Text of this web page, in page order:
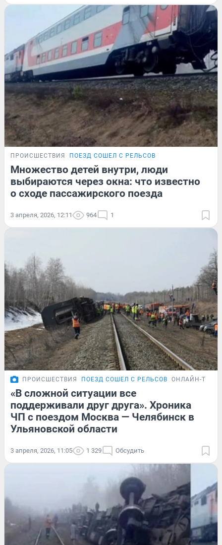
ПРОИСШЕСТВИЯ ПОЕЗД СОШЕЛ С РЕЛЬСОВ
Множество детей внутри, люди
выбираются через окна: что известно
о сходе пассажирского поезда
3 апреля, 2026, 12:11 964 1
ПРОИСШЕСТВИЯ ПОЕЗД СОШЕЛ С РЕЛЬСОВ ОНЛАЙН-
«В сложной ситуации все
поддерживали друг друга». Хроника
ЧП с поездом Москва — Челябинск в
Ульяновской области
3 апреля, 2026, 11:05 1 329 Обсудить